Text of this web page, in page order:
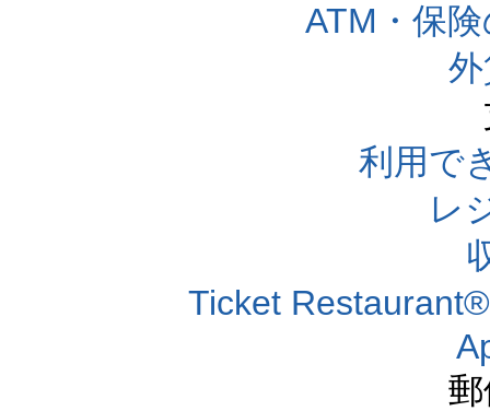
ATM・保
利用で
レ
Ticket